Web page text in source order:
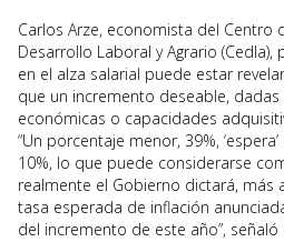
Carlos Arze, economista del Centro
Desarrollo Laboral y Agrario
en el alza salarial puede estar
que un incremento deseable,
económicas o capacidades
“Un porcentaje menor, 39%,
10%, lo que puede considerarse
realmente el Gobierno dictará, más
tasa esperada de inflación
del incremento de este año”, señaló